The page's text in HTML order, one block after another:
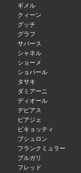
ギメル
クィーン
グッチ
グラフ
サバース
シャネル
ショーメ
ショパール
タサキ
ダミアーニ
ディオール
デビアス
ピアジェ
ピキョッティ
ブシュロン
フランクミュラー
ブルガリ
フレッド